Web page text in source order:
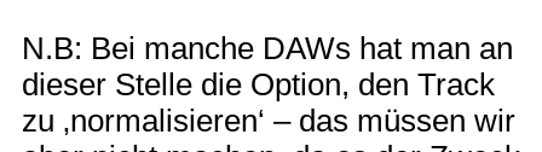
N.B: Bei manche DAWs hat man an
dieser Stelle die Option, den Track
zu ‚normalisieren‘ – das müssen wir